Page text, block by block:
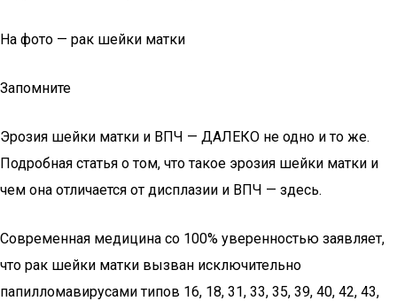
На фото — рак шейки матки
Запомните
Эрозия шейки матки и ВПЧ — ДАЛЕКО не одно и то же.
Подробная статья о том, что такое эрозия шейки матки и
чем она отличается от дисплазии и ВПЧ — здесь.
Современная медицина со 100% уверенностью заявляет,
что рак шейки матки вызван исключительно
папилломавирусами типов 16, 18, 31, 33, 35, 39, 40, 42, 43,